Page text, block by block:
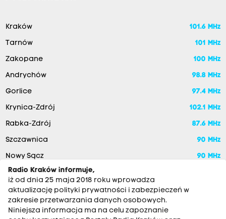
Kraków 101.6 MHz
Tarnów 101 MHz
Zakopane 100 MHz
Andrychów 98.8 MHz
Gorlice 97.4 MHz
Krynica-Zdrój 102.1 MHz
Rabka-Zdrój 87.6 MHz
Szczawnica 90 MHz
Nowy Sącz
90 MHz
Radio Kraków informuje,
iż od dnia 25 maja 2018 roku wprowadza
aktualizację polityki prywatności i zabezpieczeń w
zakresie przetwarzania danych osobowych.
Niniejsza informacja ma na celu zapoznanie